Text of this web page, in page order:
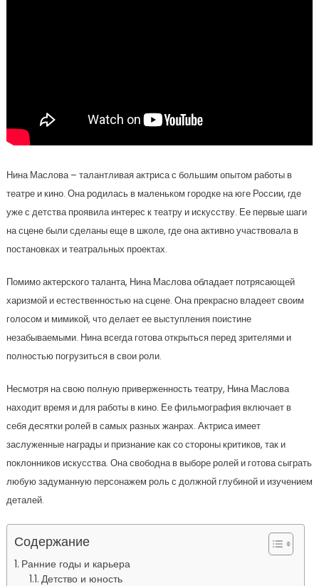
Нина Маслова – талантливая актриса с большим опытом работы в
театре и кино. Она родилась в маленьком городке на юге России, где
уже с детства проявила интерес к театру и искусству. Ее первые шаги
на сцене были сделаны еще в школе, где она активно участвовала в
постановках и театральных проектах.
Помимо актерского таланта, Нина Маслова обладает потрясающей
харизмой и естественностью на сцене. Она прекрасно владеет своим
голосом и мимикой, что делает ее выступления поистине
незабываемыми. Нина всегда готова открыться перед зрителями и
полностью погрузиться в свои роли.
Несмотря на свою полную приверженность театру, Нина Маслова
находит время и для работы в кино. Ее фильмография включает в
себя десятки ролей в самых разных жанрах. Актриса имеет
заслуженные награды и признание как со стороны критиков, так и
поклонников искусства. Она свободна в выборе ролей и готова сыграть
любую задуманную персонажем роль с должной глубиной и изучением
деталей.
Содержание
Ранние годы и карьера
Детство и юность